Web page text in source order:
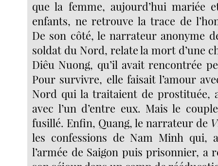
que la femme, aujourd’hui mariée
enfants, ne retrouve la trace de
De son côté, le narrateur anonyme
soldat du Nord, relate la mort d’une
Diêu Nuong, qu’il avait rencontrée
Pour survivre, elle faisait l’amour
Nord qui la traitaient de prostituée,
avec l’un d’entre eux. Mais le
fusillé. Enfin, Quang, le narrateur de
les confessions de Nam Minh qui,
l’armée de Saigon puis prisonnier, a